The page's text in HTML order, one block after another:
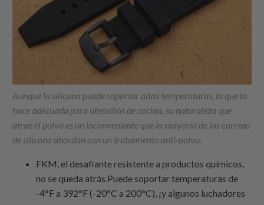
Aunque la silicona puede soportar altas temperaturas, lo que la
hace adecuada para utensilios de cocina, su naturaleza que
atrae el polvo es un inconveniente que la mayoría de las correas
de silicona abordan con un tratamiento anti-polvo.
FKM, el desafiante resistente a productos químicos,
no se queda atrás.Puede soportar temperaturas de
-4°F a 392°F (-20°C a 200°C), ¡y algunos luchadores